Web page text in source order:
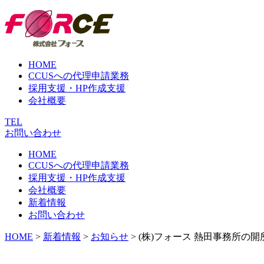
Skip
to
content
HOME
CCUSへの代理申請業務
採用支援・HP作成支援
会社概要
TEL
お問い合わせ
HOME
CCUSへの代理申請業務
採用支援・HP作成支援
会社概要
新着情報
お問い合わせ
HOME > 新着情報 > お知らせ > (株)フォース 熱田事務所の開